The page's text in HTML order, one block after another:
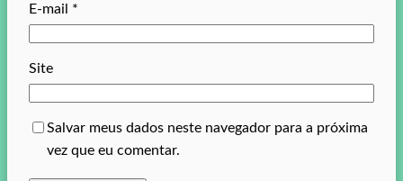
E-mail *
Site
Salvar meus dados neste navegador para a próxima
vez que eu comentar.